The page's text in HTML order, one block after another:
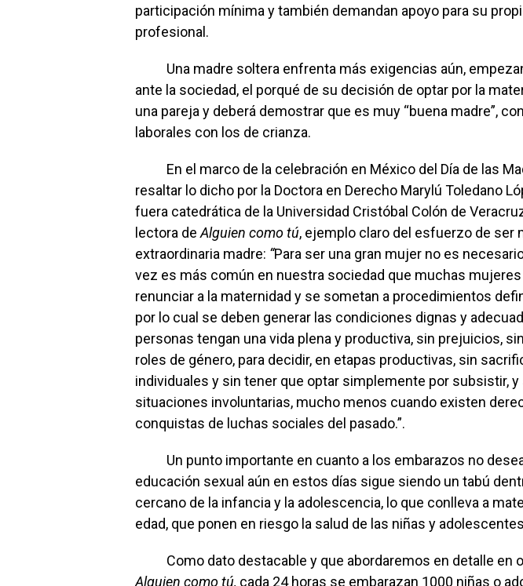
participación mínima y también demandan apoyo para su
profesional.
Una madre soltera enfrenta más exigencias aún,
ante la sociedad, el porqué de su decisión de optar por la
una pareja y deberá demostrar que es muy “buena madre”,
laborales con los de crianza.
En el marco de la celebración en México del Día de las
resaltar lo dicho por la Doctora en Derecho Marylú Toledano
fuera catedrática de la Universidad Cristóbal Colón de
lectora deAlguien como tú, ejemplo claro del esfuerzo de ser
extraordinaria madre: “Para ser una gran mujer no es
vez es más común en nuestra sociedad que muchas
renunciar a la maternidad y se sometan a procedimientos
por lo cual se deben generar las condiciones dignas y
personas tengan una vida plena y productiva, sin prejuicios,
roles de género, para decidir, en etapas productivas, sin
individuales y sin tener que optar simplemente por subsistir,
situaciones involuntarias, mucho menos cuando existen
conquistas de luchas sociales del pasado.”.
Un punto importante en cuanto a los embarazos no
educación sexual aún en estos días sigue siendo un tabú
cercano de la infancia y la adolescencia, lo que conlleva a
edad, que ponen en riesgo la salud de las niñas y
Como dato destacable y que abordaremos en detalle en
Alguien como tú, cada 24 horas se embarazan 1000 niñas o